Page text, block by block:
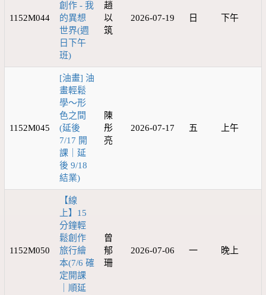
1152M044
創作 - 我
的異想
世界(週
日下午
班)
趙
以
筑
2026-07-19 日 下午
1152M045
[油畫] 油
畫輕鬆
學～形
色之間
(延後
7/17 開
課｜延
後 9/18
結業)
陳
彤
亮
2026-07-17 五 上午
1152M050
【線
上】15
分鐘輕
鬆創作
旅行繪
本(7/6 確
定開課
｜順延
曾
郁
珊
2026-07-06 一 晚上